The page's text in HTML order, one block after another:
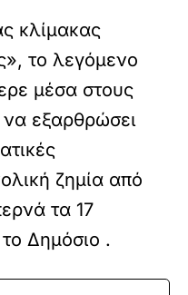
κλίμακας
το λεγόμενο
μέσα στους
να εξαρθρώσει
ζημία από
τα 17
Δημόσιο .